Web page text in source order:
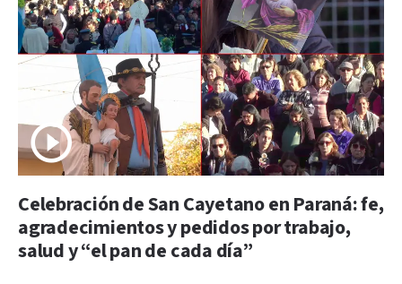
Celebración de San Cayetano en Paraná: fe,
agradecimientos y pedidos por trabajo,
salud y “el pan de cada día”